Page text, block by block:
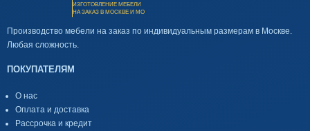
ИЗГОТОВЛЕНИЕ МЕБЕЛИ
НА ЗАКАЗ В МОСКВЕ И МО
Производство мебели на заказ по индивидуальным размерам в Москве.
Любая сложность.
ПОКУПАТЕЛЯМ
О нас
Оплата и доставка
Рассрочка и кредит